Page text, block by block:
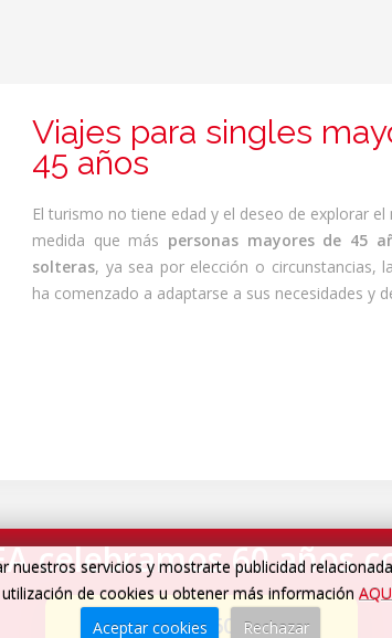
Viajes para singles
45 años
El turismo no tiene edad y el deseo de explorar
medida que más personas mayores de 45
solteras, ya sea por elección o circunstancias,
ha comenzado a adaptarse a sus necesidades y
celebramos 60 años
Cumplimos 60 años→
servicios y mostrarte publicidad
utilización de cookies u obtener más información
Aceptar cookies
Rechazar